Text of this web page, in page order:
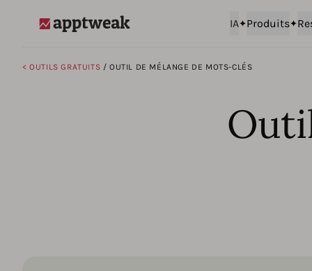
IA Produits
< OUTILS GRATUITS / OUTIL DE MÉLANGE DE MOTS-CLÉS